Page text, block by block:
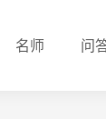
名师 问